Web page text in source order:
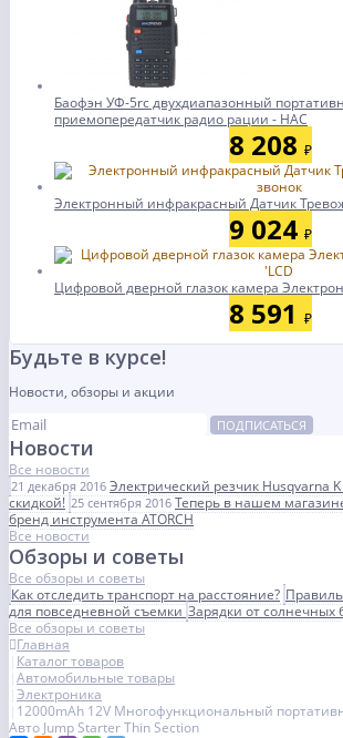
Баофэн УФ-5rc двухдиапазонный
приемопередатчик радио рации - НАС
8 208 ₽
Электронный инфракрасный Датчик
9 024 ₽
Цифровой дверной глазок камера
8 591 ₽
Будьте в курсе!
Новости, обзоры и акции
ПОДПИСАТЬСЯ
Новости
Все новости
21 декабря 2016 Электрический резчик Husqvarna
скидкой! 25 сентября 2016 Теперь в нашем
бренд инструмента ATORCH
Все новости
Обзоры и советы
Все обзоры и советы
Как отследить транспорт на расстояние?
для повседневной съемкиЗарядки от солнечных
Все обзоры и советы
Главная
Каталог товаров
Автомобильные товары
Электроника
12000mAh 12V Многофункциональный
Авто Jump Starter Thin Section